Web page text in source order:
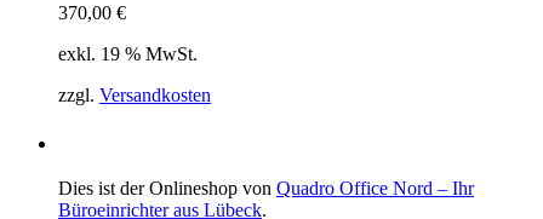
370,00 €
exkl. 19 % MwSt.
zzgl. Versandkosten
Dies ist der Onlineshop von Quadro Office Nord – Ihr
Büroeinrichter aus Lübeck.